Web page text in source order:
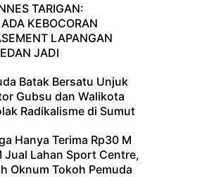
TARIGAN:
KEBOCORAN
LAPANGAN
JADI
Batak Bersatu Unjuk
Gubsu dan Walikota
Radikalisme di Sumut
Hanya Terima Rp30 M
Jual Lahan Sport Centre,
Oknum Tokoh Pemuda